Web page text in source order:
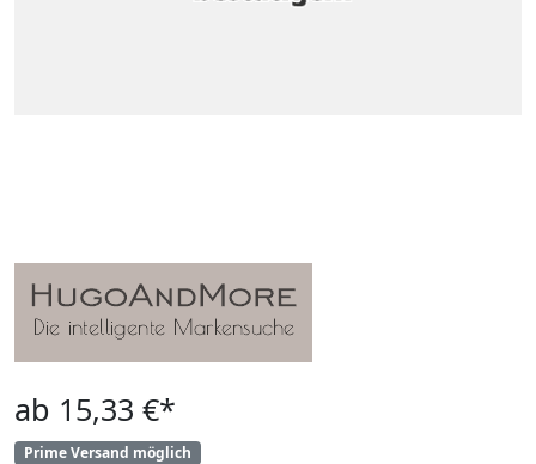
ab 15,33 €*
Prime Versand möglich